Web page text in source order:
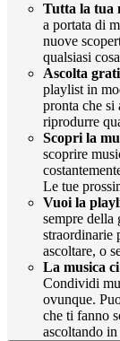
Tutta la tua
a portata di
nuove
qualsiasi
Ascolta
playlist in
pronta che si
riprodurre
Scopri la
scoprire
Le tue
Vuoi la
sempre della
straordinarie
ascoltare, o
La musica
Condividi
ovunque.
che ti fanno
ascoltando